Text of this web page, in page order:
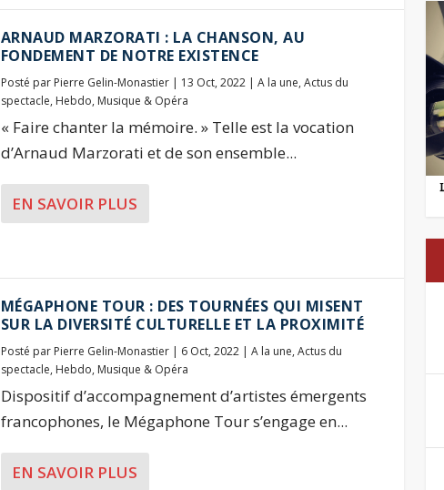
ARNAUD MARZORATI : LA CHANSON, AU
FONDEMENT DE NOTRE EXISTENCE
Posté par Pierre Gelin-Monastier| 13 Oct, 2022| A la une, Actus du
spectacle, Hebdo, Musique & Opéra
« Faire chanter la mémoire. » Telle est la vocation
d’Arnaud Marzorati et de son ensemble...
EN SAVOIR PLUS
MÉGAPHONE TOUR : DES TOURNÉES QUI MISENT
SUR LA DIVERSITÉ CULTURELLE ET LA PROXIMITÉ
Posté par Pierre Gelin-Monastier| 6 Oct, 2022| A la une, Actus du
spectacle, Hebdo, Musique & Opéra
Dispositif d’accompagnement d’artistes émergents
francophones, le Mégaphone Tour s’engage en...
EN SAVOIR PLUS